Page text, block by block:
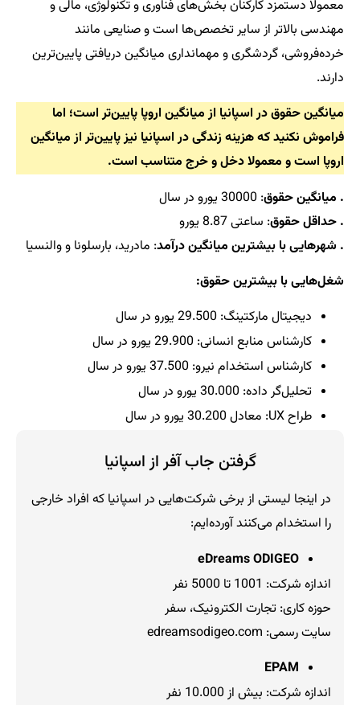
معمولا دستمزد کارکنان بخش‌های فناوری و تکنولوژی، مالی و
مهندسی بالاتر از سایر تخصص‌ها است و صنایعی مانند
خرده‌فروشی، گردشگری و مهمانداری میانگین دریافتی پایین‌ترین
دارند.
میانگین حقوق در اسپانیا از میانگین اروپا پایین‌تر است؛ اما
فراموش نکنید که هزینه زندگی در اسپانیا نیز پایین‌تر از میانگین
اروپا است و معمولا دخل و خرج متناسب است.
. میانگین حقوق: 30000 یورو در سال
. حداقل حقوق: ساعتی 8.87 یورو
. شهرهایی با بیشترین میانگین درآمد: مادرید، بارسلونا و والنسیا
شغل‌هایی با بیشترین حقوق:
دیجیتال مارکتینگ: 29.500 یورو در سال
کارشناس منابع انسانی: 29.900 یورو در سال
کارشناس استخدام نیرو: 37.500 یورو در سال
تحلیل‌گر داده: 30.000 یورو در سال
طراح UX: معادل 30.200 یورو در سال
گرفتن جاب آفر از اسپانیا
در اینجا لیستی از برخی شرکت‌هایی در اسپانیا که افراد خارجی
را استخدام می‌کنند آورده‌ایم:
eDreams ODIGEO
اندازه شرکت: 1001 تا 5000 نفر
حوزه کاری: تجارت الکترونیک، سفر
سایت رسمی: edreamsodigeo.com
EPAM
اندازه شرکت: بیش از 10.000 نفر